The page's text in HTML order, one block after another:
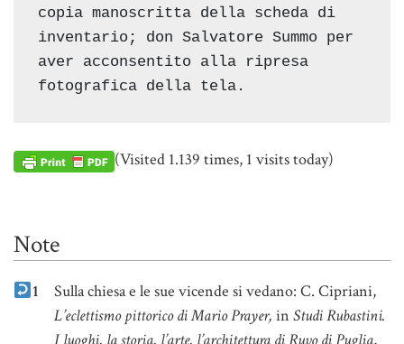
copia manoscritta della scheda di
inventario; don Salvatore Summo per
aver acconsentito alla ripresa
fotografica della tela.
(Visited 1.139 times, 1 visits today)
Note
1
Sulla chiesa e le sue vicende si vedano: C. Cipriani,
L’eclettismo pittorico di Mario Prayer, in Studi Rubastini.
I luoghi, la storia, l’arte, l’architettura di Ruvo di Puglia,